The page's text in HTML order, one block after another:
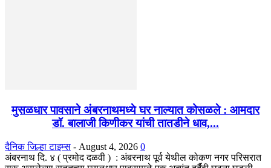
मुसळधार पावसाने अंबरनाथमध्ये घर नाल्यात कोसळले : आमदार
डॉ. बालाजी किणीकर यांची तातडीने धाव,...
दैनिक जिल्हा टाइम्स - August 4, 2026 0
अंबरनाथ दि. ४ ( प्रमोद दळवी ) : अंबरनाथ पूर्व येथील कोकण नगर परिसरात